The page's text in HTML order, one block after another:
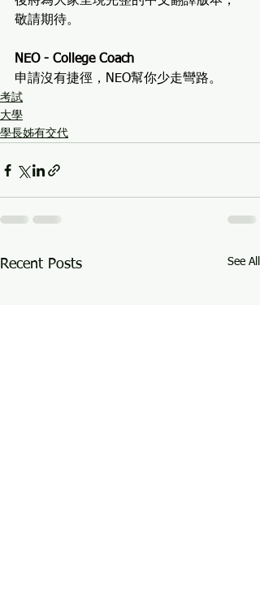
敬請期待。
NEO - College Coach
申請沒有捷徑，NEO幫你少走彎路。
考試
大學
學長姊有交代
Recent Posts See All